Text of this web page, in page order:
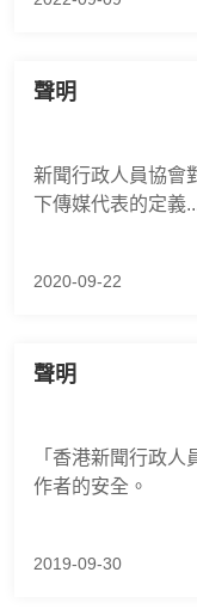
聲明
新聞行政人員協會
下傳媒代表的定義
2020-09-22
聲明
「香港新聞行政
作者的安全。
2019-09-30